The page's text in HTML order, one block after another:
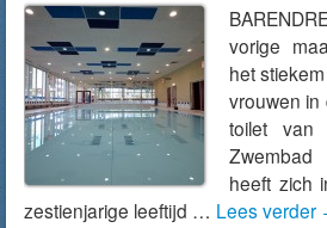
vorige
het
vrouwen
toilet
heeft zich
zestienjarige leeftijd … Lees verder